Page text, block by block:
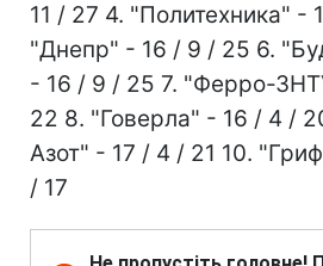
11 / 27 4. "Политехника" -
"Днепр" - 16 / 9 / 25 6.
- 16 / 9 / 25 7. "Ферро-
22 8. "Говерла" - 16 / 4 /
Азот" - 17 / 4 / 21 10.
/ 17